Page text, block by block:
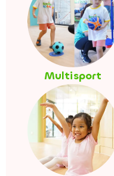
Multisport